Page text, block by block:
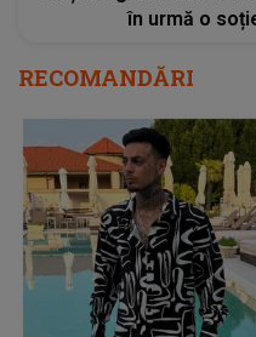
în urmă o
RECOMANDĂRI